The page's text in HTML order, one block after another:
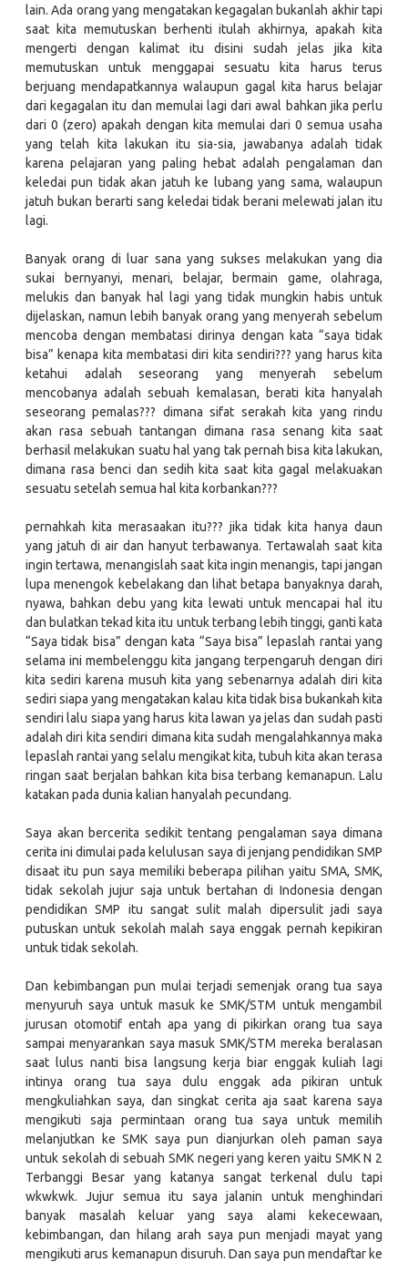
lain. Ada orang yang mengatakan kegagalan bukanlah akhir tapi
saat kita memutuskan berhenti itulah akhirnya, apakah kita
mengerti dengan kalimat itu disini sudah jelas jika kita
memutuskan untuk menggapai sesuatu kita harus terus
berjuang mendapatkannya walaupun gagal kita harus belajar
dari kegagalan itu dan memulai lagi dari awal bahkan jika perlu
dari 0 (zero) apakah dengan kita memulai dari 0 semua usaha
yang telah kita lakukan itu sia-sia, jawabanya adalah tidak
karena pelajaran yang paling hebat adalah pengalaman dan
keledai pun tidak akan jatuh ke lubang yang sama, walaupun
jatuh bukan berarti sang keledai tidak berani melewati jalan itu
lagi.
Banyak orang di luar sana yang sukses melakukan yang dia
sukai bernyanyi, menari, belajar, bermain game, olahraga,
melukis dan banyak hal lagi yang tidak mungkin habis untuk
dijelaskan, namun lebih banyak orang yang menyerah sebelum
mencoba dengan membatasi dirinya dengan kata “saya tidak
bisa” kenapa kita membatasi diri kita sendiri??? yang harus kita
ketahui adalah seseorang yang menyerah sebelum
mencobanya adalah sebuah kemalasan, berati kita hanyalah
seseorang pemalas??? dimana sifat serakah kita yang rindu
akan rasa sebuah tantangan dimana rasa senang kita saat
berhasil melakukan suatu hal yang tak pernah bisa kita lakukan,
dimana rasa benci dan sedih kita saat kita gagal melakuakan
sesuatu setelah semua hal kita korbankan???
pernahkah kita merasaakan itu??? jika tidak kita hanya daun
yang jatuh di air dan hanyut terbawanya. Tertawalah saat kita
ingin tertawa, menangislah saat kita ingin menangis, tapi jangan
lupa menengok kebelakang dan lihat betapa banyaknya darah,
nyawa, bahkan debu yang kita lewati untuk mencapai hal itu
dan bulatkan tekad kita itu untuk terbang lebih tinggi, ganti kata
“Saya tidak bisa” dengan kata “Saya bisa” lepaslah rantai yang
selama ini membelenggu kita jangang terpengaruh dengan diri
kita sediri karena musuh kita yang sebenarnya adalah diri kita
sediri siapa yang mengatakan kalau kita tidak bisa bukankah kita
sendiri lalu siapa yang harus kita lawan ya jelas dan sudah pasti
adalah diri kita sendiri dimana kita sudah mengalahkannya maka
lepaslah rantai yang selalu mengikat kita, tubuh kita akan terasa
ringan saat berjalan bahkan kita bisa terbang kemanapun. Lalu
katakan pada dunia kalian hanyalah pecundang.
Saya akan bercerita sedikit tentang pengalaman saya dimana
cerita ini dimulai pada kelulusan saya di jenjang pendidikan SMP
disaat itu pun saya memiliki beberapa pilihan yaitu SMA, SMK,
tidak sekolah jujur saja untuk bertahan di Indonesia dengan
pendidikan SMP itu sangat sulit malah dipersulit jadi saya
putuskan untuk sekolah malah saya enggak pernah kepikiran
untuk tidak sekolah.
Dan kebimbangan pun mulai terjadi semenjak orang tua saya
menyuruh saya untuk masuk ke SMK/STM untuk mengambil
jurusan otomotif entah apa yang di pikirkan orang tua saya
sampai menyarankan saya masuk SMK/STM mereka beralasan
saat lulus nanti bisa langsung kerja biar enggak kuliah lagi
intinya orang tua saya dulu enggak ada pikiran untuk
mengkuliahkan saya, dan singkat cerita aja saat karena saya
mengikuti saja permintaan orang tua saya untuk memilih
melanjutkan ke SMK saya pun dianjurkan oleh paman saya
untuk sekolah di sebuah SMK negeri yang keren yaitu SMK N 2
Terbanggi Besar yang katanya sangat terkenal dulu tapi
wkwkwk. Jujur semua itu saya jalanin untuk menghindari
banyak masalah keluar yang saya alami kekecewaan,
kebimbangan, dan hilang arah saya pun menjadi mayat yang
mengikuti arus kemanapun disuruh. Dan saya pun mendaftar ke